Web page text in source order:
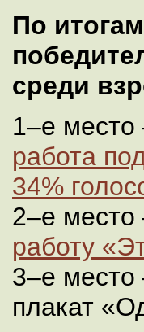
По
среди
1–е
работа
34%
2–е
работу
3–е
плакат